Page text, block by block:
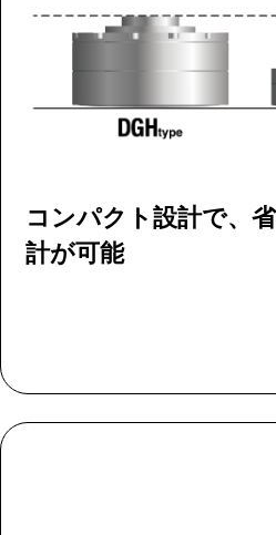
コンパクト設計で、
計が可能